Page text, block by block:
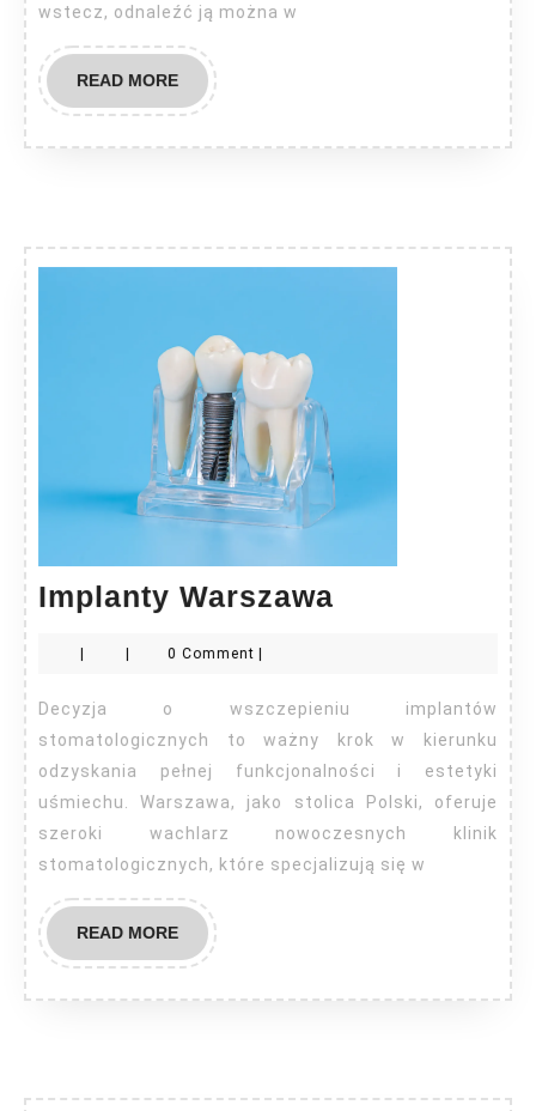
wstecz, odnaleźć ją można w
READ MOREREAD
MORE
Implanty Warszawa
| | 0 Comment |
Decyzja o wszczepieniu implantów
stomatologicznych to ważny krok w kierunku
odzyskania pełnej funkcjonalności i estetyki
uśmiechu. Warszawa, jako stolica Polski, oferuje
szeroki wachlarz nowoczesnych klinik
stomatologicznych, które specjalizują się w
READ MOREREAD
MORE